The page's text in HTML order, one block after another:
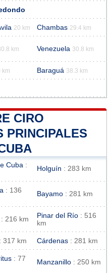
20 km Chambas 29.4 km
km Venezuela 30.8 km
km Baraguá 38.3 km
CIRO
PRINCIPALES
Cuba :
Holguín : 283 km
: 136
Bayamo : 281 km
: 216 km Pinar del Río : 516
km
: 317 km Cárdenas : 281 km
: 77
Manzanillo : 250 km